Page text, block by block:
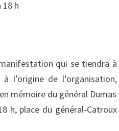
h
qui se tiendra à
l’origine de l’organisation,
mémoire du général Dumas
h, place du général-Catroux